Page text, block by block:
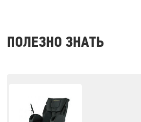
ПОЛЕЗНО ЗНАТЬ